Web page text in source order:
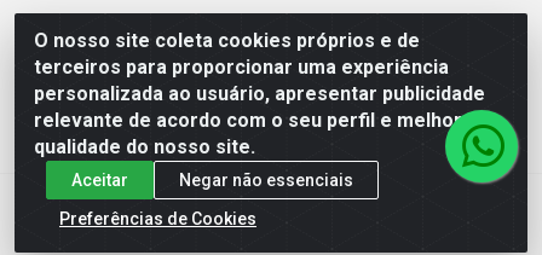
O nosso site coleta cookies próprios e de
terceiros para proporcionar uma experiência
personalizada ao usuário, apresentar publicidade
relevante de acordo com o seu perfil e melhorar a
qualidade do nosso site.
Aceitar
Negar não essenciais
Preferências de Cookies
Machado Carnes Distribuidora de Alimentos LTDA -
Logradouro: Avenida Candido Aleixo, 148 - Centro - Oeiras/PI
- CEP 64.500-000 - 31.391.008/0001-50